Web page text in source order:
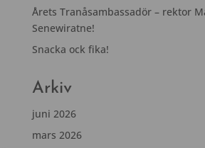
Årets Tranåsambassadör – rektor
Senewiratne!
Snacka ock fika!
Arkiv
juni 2026
mars 2026